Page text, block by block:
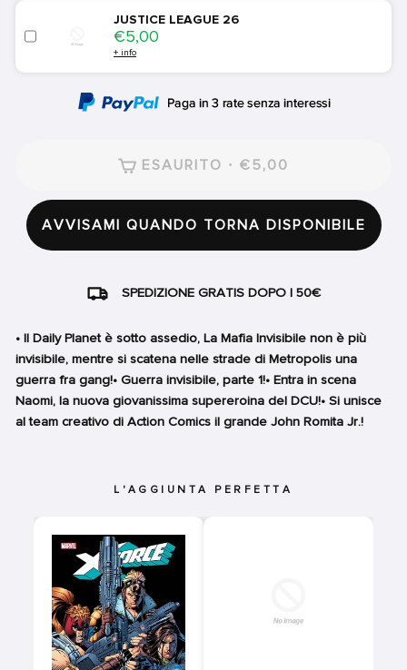
JUSTICE LEAGUE 26
Price
€5,00
+ info
ESAURITO · €5,00
AVVISAMI QUANDO TORNA DISPONIBILE
SPEDIZIONE GRATIS DOPO I 50€
• Il Daily Planet è sotto assedio, La Mafia Invisibile non è più
invisibile, mentre si scatena nelle strade di Metropolis una
guerra fra gang!• Guerra invisibile, parte 1!• Entra in scena
Naomi, la nuova giovanissima supereroina del DCU!• Si unisce
al team creativo di Action Comics il grande John Romita Jr.!
L'AGGIUNTA PERFETTA